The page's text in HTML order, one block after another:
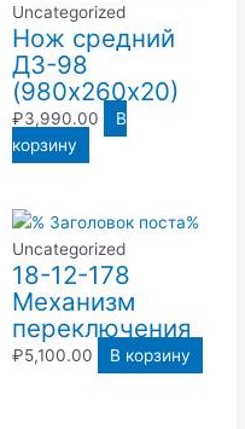
Uncategorized
Нож средний
ДЗ-98
(980х260х20)
₽3,990.00
В
корзину
Uncategorized
18-12-178
Механизм
переключения
₽5,100.00 В корзину